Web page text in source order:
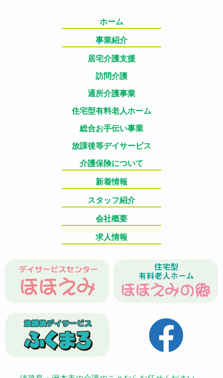
ホーム
事業紹介
居宅介護支援
訪問介護
通所介護事業
住宅型有料老人ホーム
総合お手伝い事業
放課後等デイサービス
介護保険について
新着情報
スタッフ紹介
会社概要
求人情報